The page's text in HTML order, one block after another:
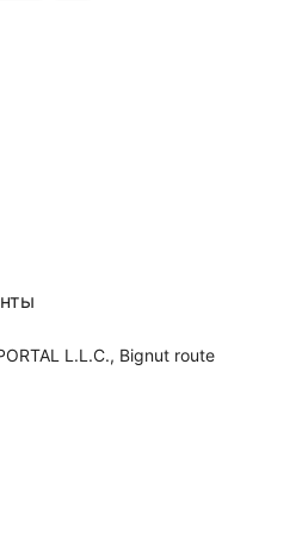
L.L.C., Bignut route